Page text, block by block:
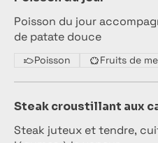
Poisson du jour
de patate douce
Poisson Fruits de
Steak croustillant aux
Steak juteux et tendre,